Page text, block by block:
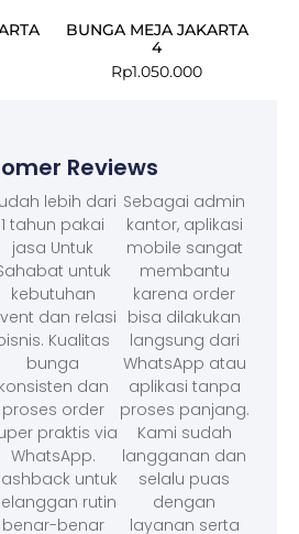
BUNGA MEJA JAKARTA
4
Rp1.050.000
Reviews
lebih dari
1 tahun pakai
jasa Untuk
untuk
kebutuhan
dan relasi
Kualitas
bunga
konsisten dan
proses order
praktis via
WhatsApp.
untuk
rutin
benar-benar
Sebagai admin
kantor, aplikasi
mobile sangat
membantu
karena order
bisa dilakukan
langsung dari
WhatsApp atau
aplikasi tanpa
proses panjang.
Kami sudah
langganan dan
selalu puas
dengan
layanan serta